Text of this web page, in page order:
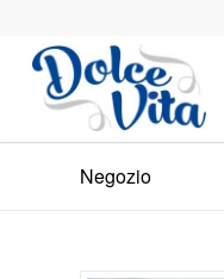
Negozio